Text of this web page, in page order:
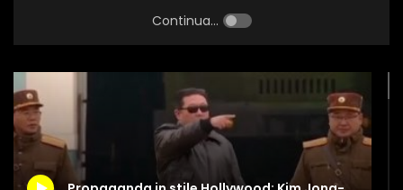
Continua...